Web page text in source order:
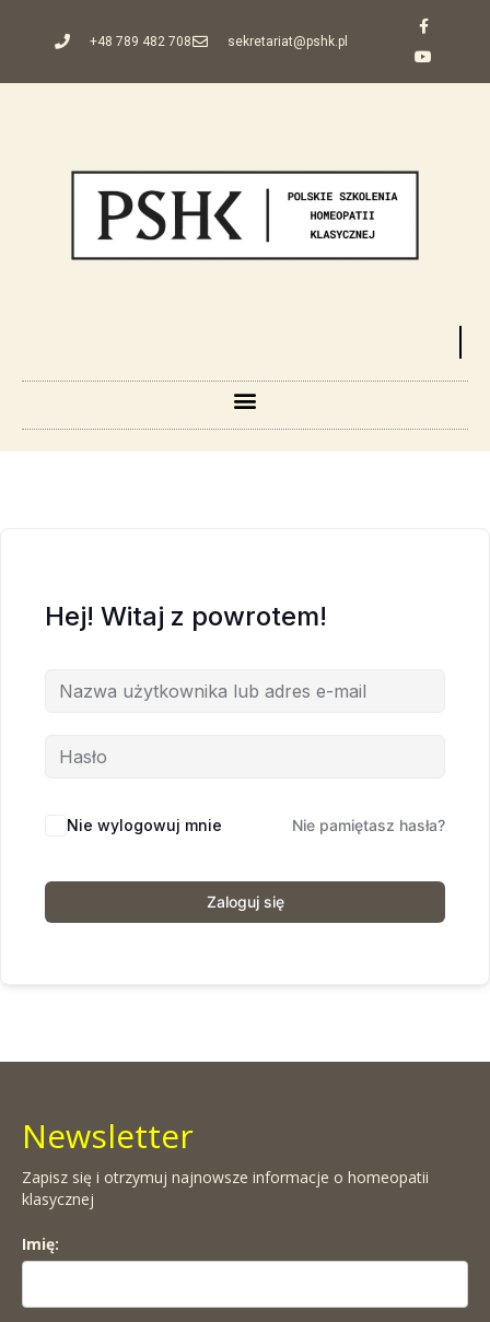
+48 789 482 708 sekretariat@pshk.pl
Hej! Witaj z powrotem!
Nie wylogowuj mnie Nie pamiętasz hasła?
Zaloguj się
Newsletter
Zapisz się i otrzymuj najnowsze informacje o homeopatii
klasycznej
Imię: